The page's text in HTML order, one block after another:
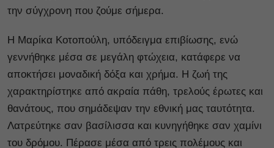
την σύγχρονη που ζούμε σήμερα.
Η Μαρίκα Κοτοπούλη, υπόδειγμα επιβίωσης, ενώ
γεννήθηκε μέσα σε μεγάλη φτώχεια, κατάφερε να
αποκτήσει μοναδική δόξα και χρήμα. Η ζωή της
χαρακτηρίστηκε από ακραία πάθη, τρελούς έρωτες και
θανάτους, που σημάδεψαν την εθνική μας ταυτότητα.
Λατρεύτηκε σαν βασίλισσα και κυνηγήθηκε σαν χαμίνι
του δρόμου. Πέρασε μέσα από τρεις πολέμους και